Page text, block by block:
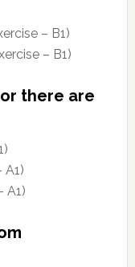
– B1)
– B1)
there are
A1)
A1)